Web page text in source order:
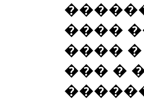
����
����
��� �